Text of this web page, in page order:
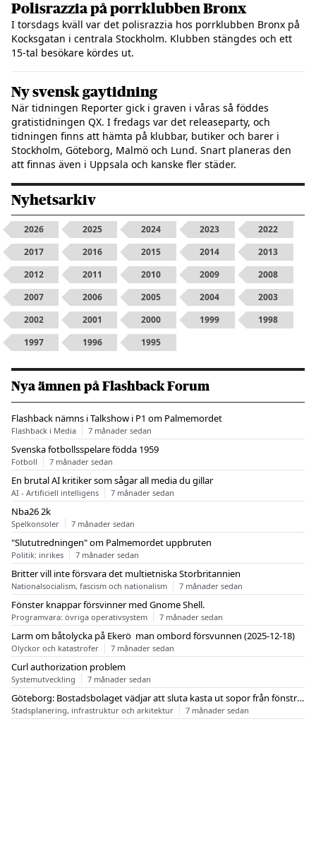
Polisrazzia på porrklubben Bronx
I torsdags kväll var det polisrazzia hos porrklubben Bronx på
Kocksgatan i centrala Stockholm. Klubben stängdes och ett
15-tal besökare kördes ut.
Ny svensk gaytidning
När tidningen Reporter gick i graven i våras så föddes
gratistidningen QX. I fredags var det releaseparty, och
tidningen finns att hämta på klubbar, butiker och barer i
Stockholm, Göteborg, Malmö och Lund. Snart planeras den
att finnas även i Uppsala och kanske fler städer.
Nyhetsarkiv
2026 2025 2024 2023
2022
2017
2016 2015 2014
2013
2012
2011 2010 2009
2008
2007
2006 2005 2004
2003
2002
2001 2000 1999
1998
1997
1996 1995
Nya ämnen på Flashback Forum
Flashback nämns i Talkshow i P1 om Palmemordet
Flashback i Media 7 månader sedan
Svenska fotbollsspelare födda 1959
Fotboll 7 månader sedan
En brutal AI kritiker som sågar all media du gillar
AI - Artificiell intelligens 7 månader sedan
Nba26 2k
Spelkonsoler 7 månader sedan
"Slututredningen" om Palmemordet uppbruten
Politik: inrikes 7 månader sedan
Britter vill inte försvara det multietniska Storbritannien
Nationalsocialism, fascism och nationalism 7 månader sedan
Fönster knappar försvinner med Gnome Shell.
Programvara: övriga operativsystem 7 månader sedan
Larm om båtolycka på Ekerö  man ombord försvunnen (2025-12-18)
Olyckor och katastrofer 7 månader sedan
Curl authorization problem
Systemutveckling 7 månader sedan
Göteborg: Bostadsbolaget vädjar att sluta kasta ut sopor från fönstren
Stadsplanering, infrastruktur och arkitektur 7 månader sedan